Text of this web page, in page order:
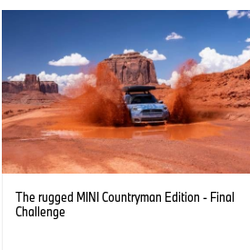
The rugged MINI Countryman Edition - Final
Challenge